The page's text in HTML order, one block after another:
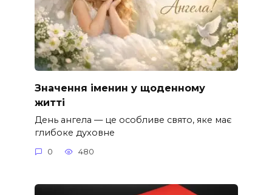
Значення іменин у щоденному
житті
День ангела — це особливе свято, яке має
глибоке духовне
0 480